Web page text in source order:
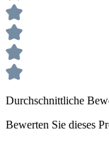
Durchschnittliche
Bewerten Sie dieses